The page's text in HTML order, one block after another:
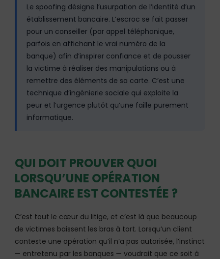
Le spoofing désigne l’usurpation de l’identité d’un
établissement bancaire. L’escroc se fait passer
pour un conseiller (par appel téléphonique,
parfois en affichant le vrai numéro de la
banque) afin d’inspirer confiance et de pousser
la victime à réaliser des manipulations ou à
remettre des éléments de sa carte. C’est une
technique d’ingénierie sociale qui exploite la
peur et l’urgence plutôt qu’une faille purement
informatique.
QUI DOIT PROUVER QUOI
LORSQU’UNE OPÉRATION
BANCAIRE EST CONTESTÉE ?
C’est tout le cœur du litige, et c’est là que beaucoup
de victimes baissent les bras à tort. Lorsqu’un client
conteste une opération qu’il n’a pas autorisée, l’instinct
— entretenu par les banques — voudrait que ce soit à